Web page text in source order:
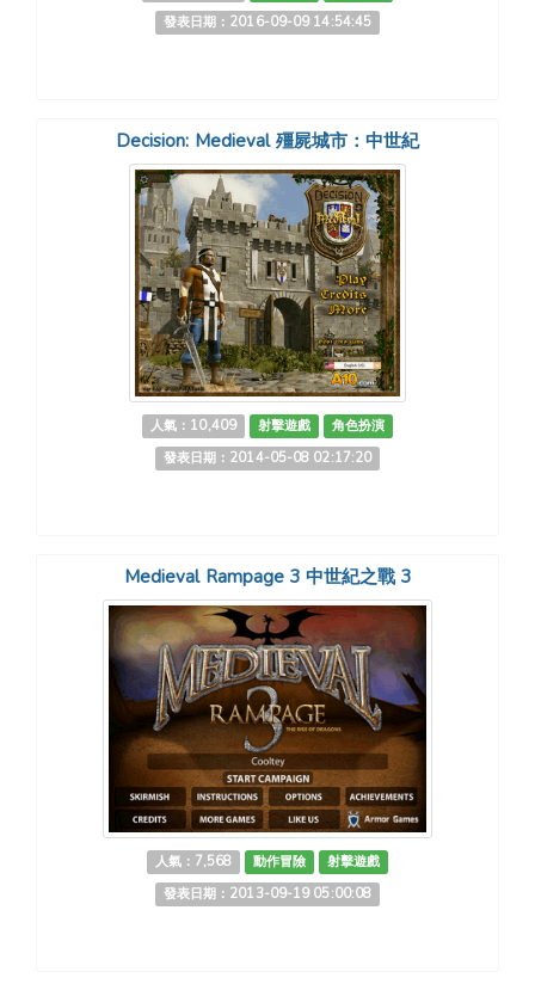
發表日期：2016-09-09 14:54:45
Decision: Medieval 殭屍城市：中世紀
人氣：10,409 射擊遊戲
角色扮演
發表日期：2014-05-08 02:17:20
Medieval Rampage 3 中世紀之戰 3
人氣：7,568 動作冒險
射擊遊戲
發表日期：2013-09-19 05:00:08